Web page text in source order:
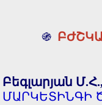
֍
Բեգլարյան
ՄԱՐԿԵՏԻՆԳԻ